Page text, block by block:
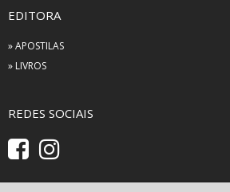
EDITORA
» APOSTILAS
» LIVROS
REDES SOCIAIS